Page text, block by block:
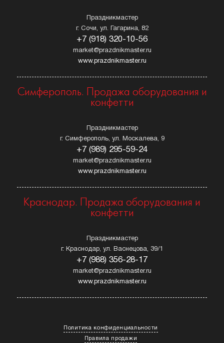
Праздникмастер
г. Сочи, ул. Гагарина, 82
+7 (918) 320-10-56
market@prazdnikmaster.ru
www.prazdnikmaster.ru
Симферополь. Продажа оборудования и
конфетти
Праздникмастер
г. Симферополь, ул. Москалева, 9
+7 (989) 295-59-24
market@prazdnikmaster.ru
www.prazdnikmaster.ru
Краснодар. Продажа оборудования и
конфетти
Праздникмастер
г. Краснодар, ул. Васнецова, 39/1
+7 (988) 356-28-17
market@prazdnikmaster.ru
www.prazdnikmaster.ru
Политика конфиденциальности
Правила продажи